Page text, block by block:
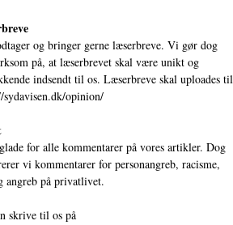
og bringer gerne læserbreve. Vi gør dog
på, at læserbrevet skal være unikt og
indsendt til os. Læserbreve skal uploades til
sydavisen.dk/opinion/
for alle kommentarer på vores artikler. Dog
vi kommentarer for personangreb, racisme,
angreb på privatlivet.
skrive til os på